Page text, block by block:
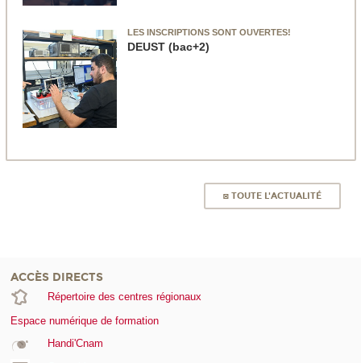
LES INSCRIPTIONS SONT OUVERTES!
DEUST (bac+2)
◙ TOUTE L'ACTUALITÉ
ACCÈS DIRECTS
Répertoire des centres régionaux
Espace numérique de formation
Handi'Cnam